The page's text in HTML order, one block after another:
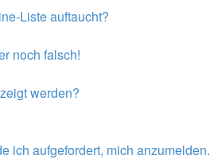
Liste auftaucht?
noch falsch!
werden?
ich aufgefordert, mich anzumelden.